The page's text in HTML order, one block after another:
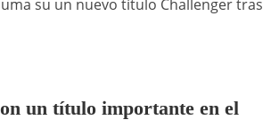
su un nuevo título Challenger tras
un título importante en el